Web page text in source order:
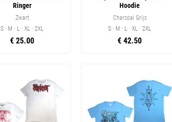
Ringer
Zwart
S · M · L · XL · 2XL
€ 25.00
Hoodie
Charcoal Grijs
S · M · L · XL · 2XL
€ 42.50